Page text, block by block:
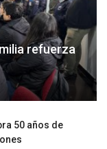
refuerza
50 años de